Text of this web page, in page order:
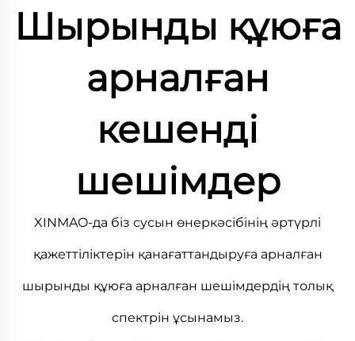
Шырынды құюға
арналған
кешенді
шешімдер
XINMAO-да біз сусын өнеркәсібінің әртүрлі
қажеттіліктерін қанағаттандыруға арналған
шырынды құюға арналған шешімдердің толық
спектрін ұсынамыз.